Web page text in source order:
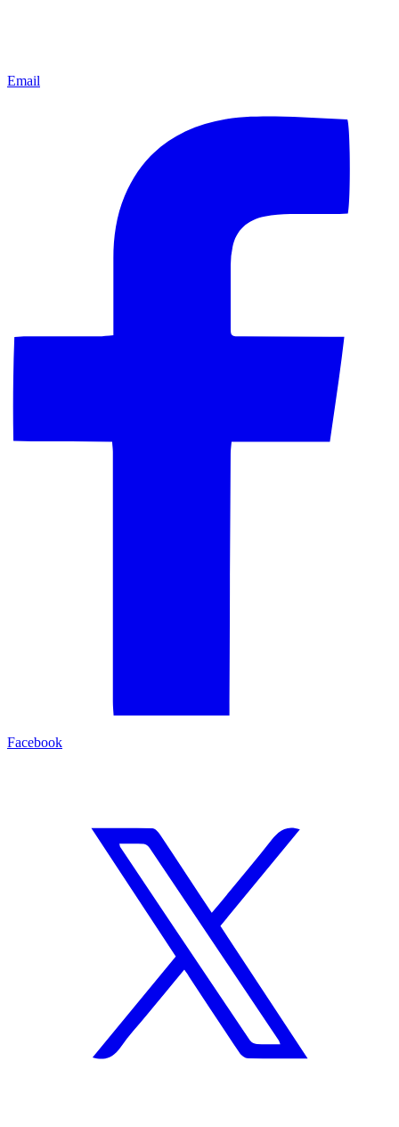
Email
Facebook